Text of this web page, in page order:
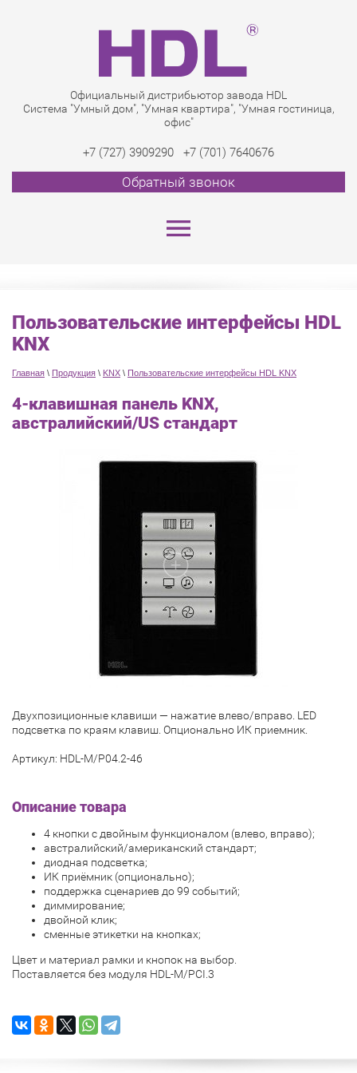
Официальный дистрибьютор завода HDL
Система "Умный дом", "Умная квартира", "Умная гостиница,
офис"
+7 (727) 3909290 +7 (701) 7640676
Обратный звонок
Пользовательские интерфейсы HDL
KNX
Главная \ Продукция \ KNX \ Пользовательские интерфейсы HDL KNX
4-клавишная панель KNX,
австралийский/US стандарт
Двухпозиционные клавиши — нажатие влево/вправо. LED
подсветка по краям клавиш. Опционально ИК приемник.
Артикул: HDL-M/P04.2-46
Описание товара
4 кнопки с двойным функционалом (влево, вправо);
австралийский/американский стандарт;
диодная подсветка;
ИК приёмник (опционально);
поддержка сценариев до 99 событий;
диммирование;
двойной клик;
сменные этикетки на кнопках;
Цвет и материал рамки и кнопок на выбор.
Поставляется без модуля HDL-M/PCI.3